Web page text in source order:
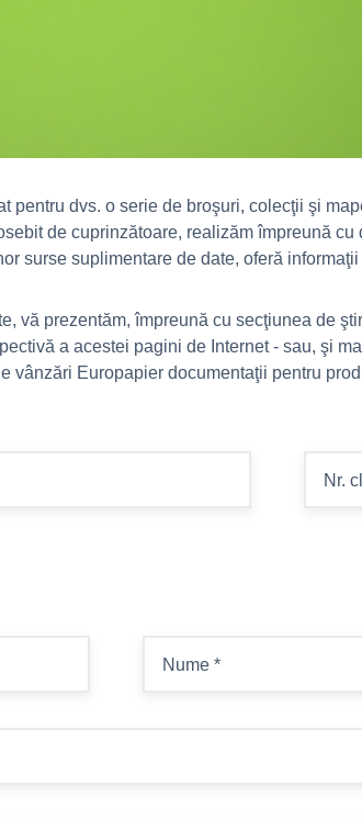
pentru dvs. o serie de broşuri, colecţii şi
de cuprinzătoare, realizăm împreună cu
surse suplimentare de date, oferă
vă prezentăm, împreună cu secţiunea de
a acestei pagini de Internet - sau, şi
vânzări Europapier documentaţii pentru
Nr.
Nume *